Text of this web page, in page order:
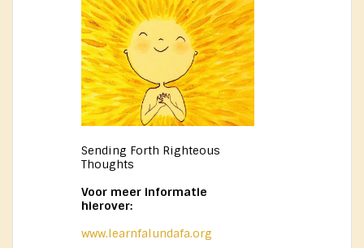
Sending Forth Righteous
Thoughts
Voor meer informatie
hierover:
www.learnfalundafa.org